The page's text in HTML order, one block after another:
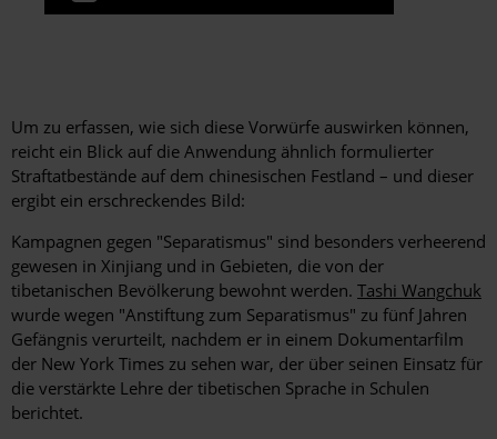
Um zu erfassen, wie sich diese Vorwürfe auswirken können,
reicht ein Blick auf die Anwendung ähnlich formulierter
Straftatbestände auf dem chinesischen Festland – und dieser
ergibt ein erschreckendes Bild:
Kampagnen gegen "Separatismus" sind besonders verheerend
gewesen in Xinjiang und in Gebieten, die von der
tibetanischen Bevölkerung bewohnt werden. Tashi Wangchuk
wurde wegen "Anstiftung zum Separatismus" zu fünf Jahren
Gefängnis verurteilt, nachdem er in einem Dokumentarfilm
der New York Times zu sehen war, der über seinen Einsatz für
die verstärkte Lehre der tibetischen Sprache in Schulen
berichtet.